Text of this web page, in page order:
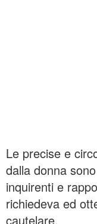
Le precise e
dalla donna
inquirenti e
richiedeva ed
cautelare.